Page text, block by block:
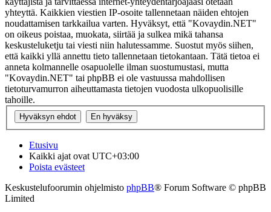
yhteyttä. Kaikkien viestien IP-osoite tallennetaan näiden ehtojen
noudattamisen tarkkailua varten. Hyväksyt, että "Kovaydin.NET"
on oikeus poistaa, muokata, siirtää ja sulkea mikä tahansa
keskusteluketju tai viesti niin halutessamme. Suostut myös siihen,
että kaikki yllä annettu tieto tallennetaan tietokantaan. Tätä tietoa ei
anneta kolmannelle osapuolelle ilman suostumustasi, mutta
"Kovaydin.NET" tai phpBB ei ole vastuussa mahdollisen
tietoturvamurron aiheuttamasta tietojen vuodosta ulkopuolisille
tahoille.
Etusivu
Kaikki ajat ovat UTC+03:00
Poista evästeet
Keskustelufoorumin ohjelmisto phpBB® Forum Software © phpBB
Limited